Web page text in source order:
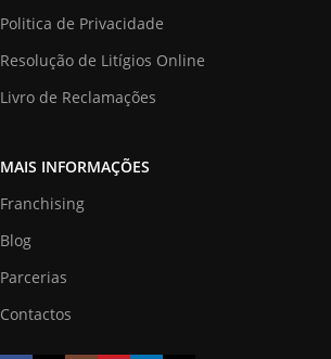
Politica de Privacidade
Resolução de Litígios Online
Livro de Reclamações
MAIS INFORMAÇÕES
Franchising
Blog
Parcerias
Contactos